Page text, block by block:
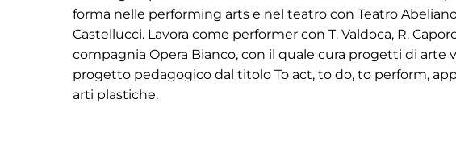
forma nelle performing arts e nel teatro con Teatro
Castellucci. Lavora come performer con T. Valdoca, R.
compagnia Opera Bianco, con il quale cura progetti di arte
progetto pedagogico dal titolo To act, to do, to perform,
arti plastiche.